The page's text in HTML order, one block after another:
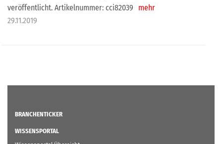
veröffentlicht. Artikelnummer: cci82039
mehr
29.11.2019
BRANCHENTICKER
WISSENSPORTAL